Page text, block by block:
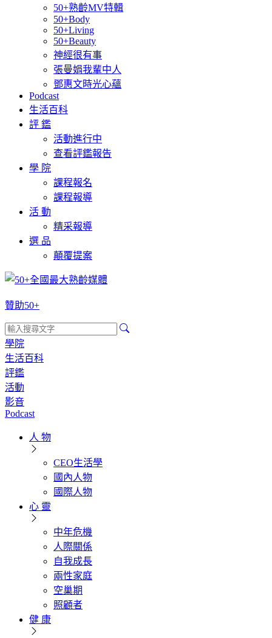
50+熟齡MV特輯
50+Body
50+Living
50+Beauty
神經很有事
張曼娟我輩中人
鄧惠文時光心蘊
Podcast
生活百科
評 鑑
活動進行中
查看評鑑報告
學 院
課程報名
課程報導
活 動
精采報導
選 品
顛覆提案
贊助50+
學院
生活百科
評鑑
活動
影音
Podcast
人 物
CEO生活學
國內人物
國際人物
心 靈
中年危機
人際關係
自我成長
兩性家庭
空巢期
照顧者
健 康